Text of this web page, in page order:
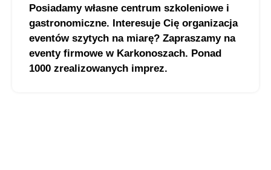
Posiadamy własne centrum szkoleniowe i
gastronomiczne. Interesuje Cię organizacja
eventów szytych na miarę? Zapraszamy na
eventy firmowe w Karkonoszach. Ponad
1000 zrealizowanych imprez.